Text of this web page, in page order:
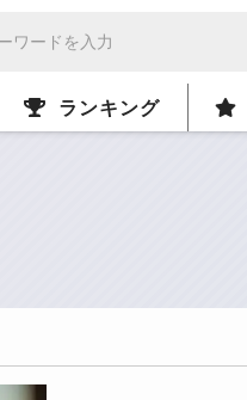
ランキング